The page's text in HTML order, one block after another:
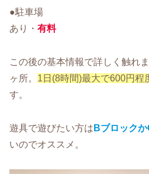
●駐車場
あり・ 有料
この後の基本情報で詳しく触れ
ヶ所。 1日(8時間)最大で600円程
す。
遊具で遊びたい方は Bブロック
いのでオススメ。